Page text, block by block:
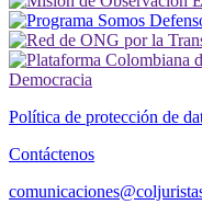
Política de protección de
Contáctenos